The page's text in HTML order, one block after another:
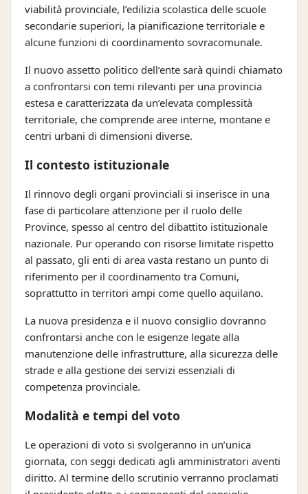
viabilità provinciale, l’edilizia scolastica delle scuole
secondarie superiori, la pianificazione territoriale e
alcune funzioni di coordinamento sovracomunale.
Il nuovo assetto politico dell’ente sarà quindi chiamato
a confrontarsi con temi rilevanti per una provincia
estesa e caratterizzata da un’elevata complessità
territoriale, che comprende aree interne, montane e
centri urbani di dimensioni diverse.
Il contesto istituzionale
Il rinnovo degli organi provinciali si inserisce in una
fase di particolare attenzione per il ruolo delle
Province, spesso al centro del dibattito istituzionale
nazionale. Pur operando con risorse limitate rispetto
al passato, gli enti di area vasta restano un punto di
riferimento per il coordinamento tra Comuni,
soprattutto in territori ampi come quello aquilano.
La nuova presidenza e il nuovo consiglio dovranno
confrontarsi anche con le esigenze legate alla
manutenzione delle infrastrutture, alla sicurezza delle
strade e alla gestione dei servizi essenziali di
competenza provinciale.
Modalità e tempi del voto
Le operazioni di voto si svolgeranno in un’unica
giornata, con seggi dedicati agli amministratori aventi
diritto. Al termine dello scrutinio verranno proclamati